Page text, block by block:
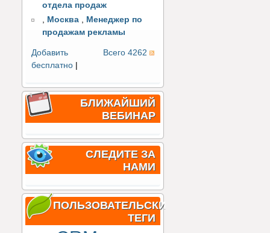
отдела продаж
, Москва , Менеджер по
продажам рекламы
Всего 4262
Добавить
бесплатно
БЛИЖАЙШИЙ
ВЕБИНАР
СЛЕДИТЕ ЗА
НАМИ
ПОЛЬЗОВАТЕЛЬСКИЕ
ТЕГИ